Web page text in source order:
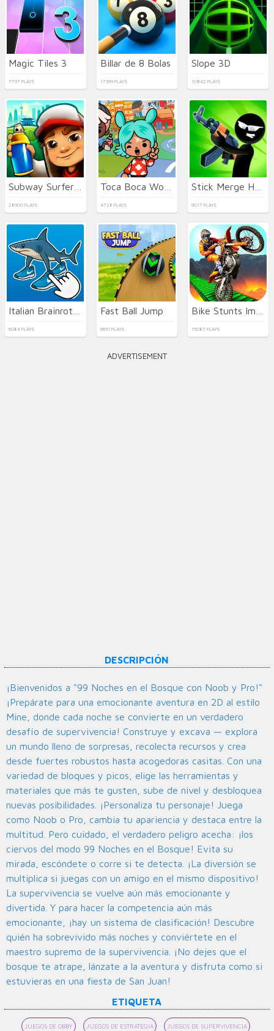
Magic Tiles 3
7797 PLAYS
Billar de 8 Bolas
17399 PLAYS
Slope 3D
10842 PLAYS
28900 PLAYS 4728 PLAYS 9017 PLAYS
6084 PLAYS
Fast Ball Jump
6651 PLAYS 15087 PLAYS
ADVERTISEMENT
DESCRIPCIÓN
¡Bienvenidos a "99 Noches en el Bosque con Noob y Pro!"
¡Prepárate para una emocionante aventura en 2D al estilo
Mine, donde cada noche se convierte en un verdadero
desafío de supervivencia! Construye y excava — explora
un mundo lleno de sorpresas, recolecta recursos y crea
desde fuertes robustos hasta acogedoras casitas. Con una
variedad de bloques y picos, elige las herramientas y
materiales que más te gusten, sube de nivel y desbloquea
nuevas posibilidades. ¡Personaliza tu personaje! Juega
como Noob o Pro, cambia tu apariencia y destaca entre la
multitud. Pero cuidado, el verdadero peligro acecha: ¡los
ciervos del modo 99 Noches en el Bosque! Evita su
mirada, escóndete o corre si te detecta. ¡La diversión se
multiplica si juegas con un amigo en el mismo dispositivo!
La supervivencia se vuelve aún más emocionante y
divertida. Y para hacer la competencia aún más
emocionante, ¡hay un sistema de clasificación! Descubre
quién ha sobrevivido más noches y conviértete en el
maestro supremo de la supervivencia. ¡No dejes que el
bosque te atrape, lánzate a la aventura y disfruta como si
estuvieras en una fiesta de San Juan!
ETIQUETA
JUEGOS DE OBBY JUEGOS DE ESTRATEGIA JUEGOS DE SUPERVIVENCIA